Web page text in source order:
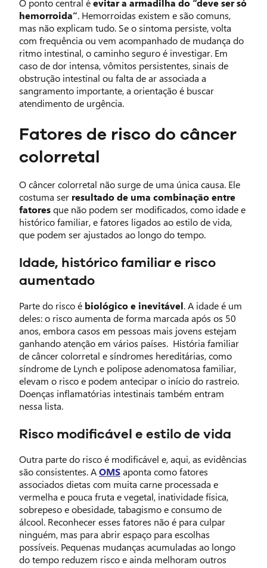
O ponto central éevitar a armadilha do “deve ser só
hemorroida”. Hemorroidas existem e são comuns,
mas não explicam tudo. Se o sintoma persiste, volta
com frequência ou vem acompanhado de mudança do
ritmo intestinal, o caminho seguro é investigar. Em
caso de dor intensa, vômitos persistentes, sinais de
obstrução intestinal ou falta de ar associada a
sangramento importante, a orientação é buscar
atendimento de urgência.
Fatores de risco do câncer
colorretal
O câncer colorretal não surge de uma única causa. Ele
costuma ser resultado de uma combinaçãoentre
fatoresque não podem ser modificados, como idade e
histórico familiar, e fatores ligados ao estilo de vida,
que podem ser ajustados ao longo do tempo.
Idade, histórico familiar e risco
aumentado
Parte do risco é biológico e inevitável. A idade é um
deles: o risco aumenta de forma marcada após os 50
anos, embora casos em pessoas mais jovens estejam
ganhando atenção em vários países. História familiar
de câncer colorretal e síndromes hereditárias, como
síndrome de Lynch e polipose adenomatosa familiar,
elevam o risco e podem antecipar o início do rastreio.
Doenças inflamatórias intestinais também entram
nessa lista.
Risco modificável e estilo de vida
Outra parte do risco é modificável e, aqui, as evidências
são consistentes. AOMSaponta como fatores
associados dietas com muita carne processada e
vermelha e pouca fruta e vegetal, inatividade física,
sobrepeso e obesidade, tabagismo e consumo de
álcool. Reconhecer esses fatores não é para culpar
ninguém, mas para abrir espaço para escolhas
possíveis. Pequenas mudanças acumuladas ao longo
do tempo reduzem risco e ainda melhoram outros